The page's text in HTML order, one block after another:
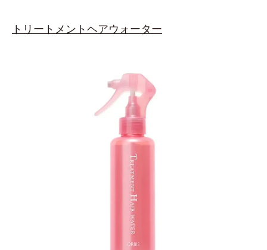
トリートメントヘアウォーター